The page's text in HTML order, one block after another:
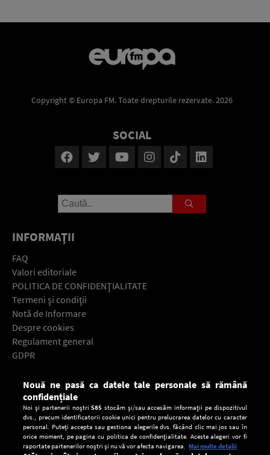
Copyright © Europa FM. Toate drepturile rezervate. 2026
SOCIAL
INFORMAŢII
FAQ
Valori editoriale
POLITICA DE CONFIDENŢIALITATE
Termeni şi condiţii
Notă de Informare
Despre cookies
Regulament general
GDPR
Descarcă gratuit aplicaţia Europa FM pentru smartphone:
Nouă ne pasă ca datele tale personale să rămână
confidențiale
Noi și partenerii noștri585 stocăm și/sau accesăm informații pe dispozitivul
dvs., precum identificatorii cookie unici pentru prelucrarea datelor cu caracter
personal. Puteți accepta sau gestiona alegerile dvs. făcând clic mai jos sau în
orice moment, pe pagina cu politica de confidențialitate. Aceste alegeri vor fi
raportate partenerilor noștri și nu vă vor afecta navigarea. Mai multe detalii